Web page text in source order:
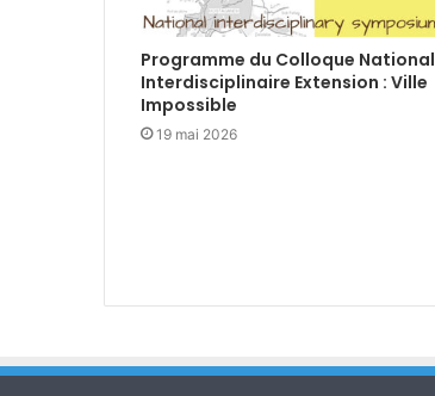
Programme du Colloque National
Interdisciplinaire Extension : Ville
Impossible
19 mai 2026